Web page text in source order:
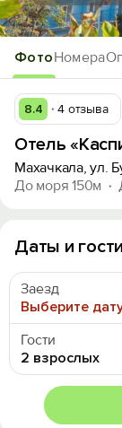
ФотоНомера
8.4 4 отзыва
Отель
Махачкала, ул.
До моря 150м
Даты и гости
Заезд
Выберите
Гости
2 взрослых